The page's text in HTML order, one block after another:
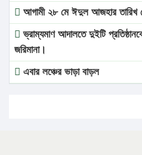
আগামী ২৮ মে ঈদুল আজহার তারিখ
ভ্রাম্যমাণ আদালতে দুইটি
জরিমানা।
এবার লঞ্চের ভাড়া বাড়ল